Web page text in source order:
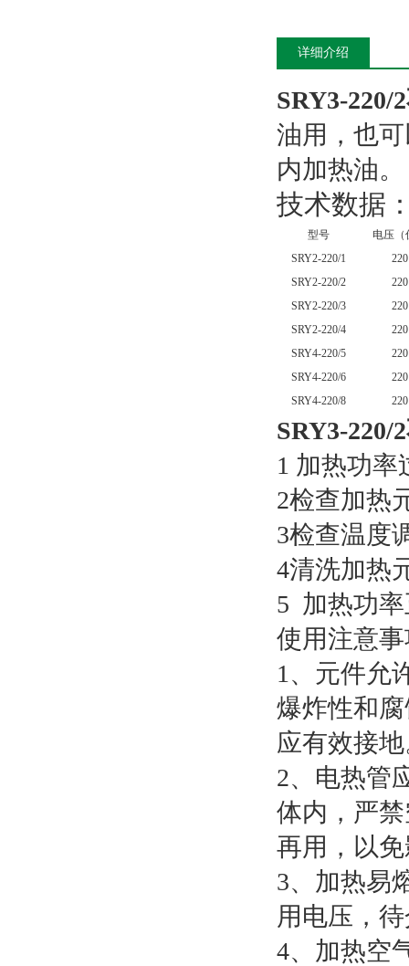
详细介绍
SRY3-220/
油用，也
内加热油。
技术数据
型号
电压（
SRY2-220/1
220
SRY2-220/2
220
SRY2-220/3
220
SRY2-220/4
220
SRY4-220/5
220
SRY4-220/6
220
SRY4-220/8
220
SRY3-220/
1 加热功率
2检查加热
3检查温度
4清洗加热
5 加热功
使用注意
1、元件允
爆炸性和
应有效接
2、电热管
体内，严
再用，以
3、加热易
用电压，
4、加热空